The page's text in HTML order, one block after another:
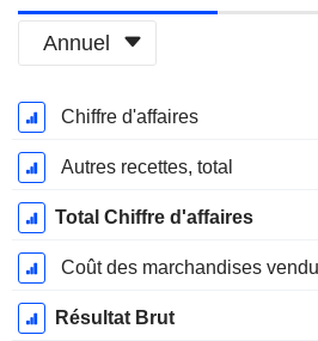
Annuel
Période
Fiscale:
Décembre
Chiffre d'affaires
Autres recettes, total
Total Chiffre d'affaires
Coût des marchandises
Résultat Brut